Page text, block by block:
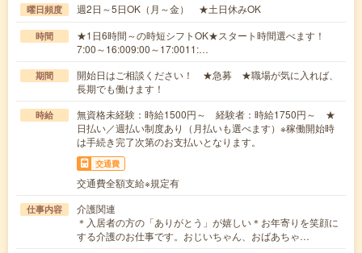
曜日頻度 週2日～5日OK（月～金） ★土日休みOK
時間
★1日6時間～の時短シフトOK★スタート時間選べます！
7:00～16:009:00～17:0011:…
期間
開始日はご相談ください！ ★急募 ★職場が気に入れば、
長期でも働けます！
時給
無資格未経験：時給1500円～ 経験者：時給1750円～ ★
日払い／週払い制度あり（月払いも選べます）※稼働開始時
は手続き完了次第のお支払いとなります。
交通費
交通費全額支給※規定有
仕事内容
介護関連
＊入居者の方の「ありがとう」が嬉しい＊お年寄りを笑顔に
する介護のお仕事です。おじいちゃん、おばあちゃ…